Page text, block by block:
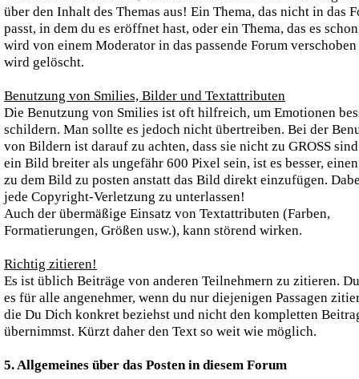
über den Inhalt des Themas aus! Ein Thema, das nicht in das
passt, in dem du es eröffnet hast, oder ein Thema, das es
wird von einem Moderator in das passende Forum verschoben
wird gelöscht.
Benutzung von Smilies, Bilder und Textattributen
Die Benutzung von Smilies ist oft hilfreich, um Emotionen
schildern. Man sollte es jedoch nicht übertreiben. Bei der
von Bildern ist darauf zu achten, dass sie nicht zu GROSS
ein Bild breiter als ungefähr 600 Pixel sein, ist es besser,
zu dem Bild zu posten anstatt das Bild direkt einzufügen.
jede Copyright-Verletzung zu unterlassen!
Auch der übermäßige Einsatz von Textattributen (Farben,
Formatierungen, Größen usw.), kann störend wirken.
Richtig zitieren!
Es ist üblich Beiträge von anderen Teilnehmern zu zitieren.
es für alle angenehmer, wenn du nur diejenigen Passagen
die Du Dich konkret beziehst und nicht den kompletten
übernimmst. Kürzt daher den Text so weit wie möglich.
5. Allgemeines über das Posten in diesem Forum